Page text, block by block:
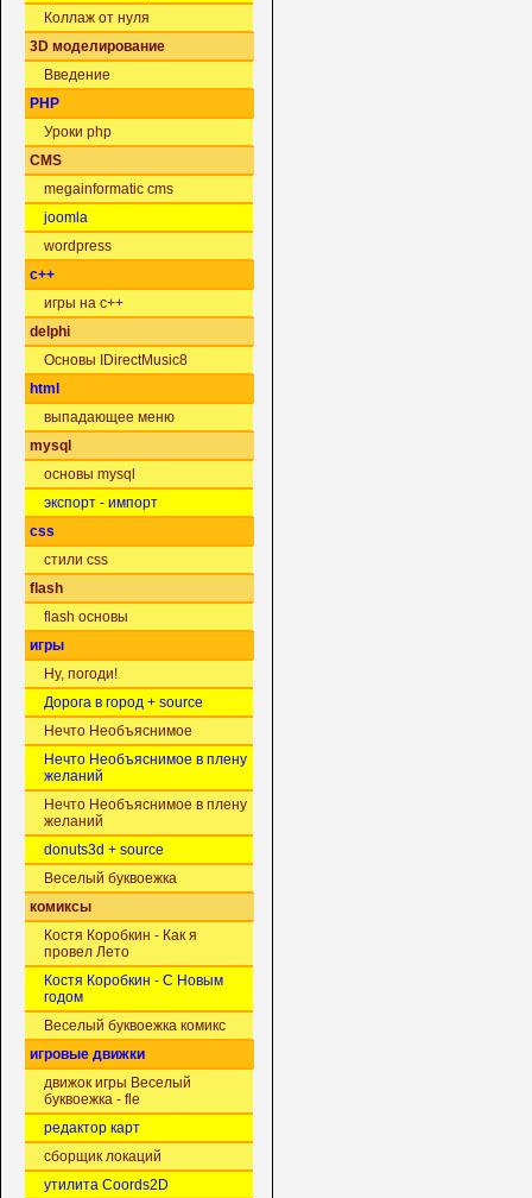
Коллаж от нуля
3D моделирование
Введение
PHP
Уроки php
CMS
megainformatic cms
joomla
wordpress
c++
игры на c++
delphi
Основы IDirectMusic8
html
выпадающее меню
mysql
основы mysql
экспорт - импорт
css
стили css
flash
flash основы
игры
Ну, погоди!
Дорога в город + source
Нечто Необъяснимое
Нечто Необъяснимое в плену
желаний
Нечто Необъяснимое в плену
желаний
donuts3d + source
Веселый буквоежка
комиксы
Костя Коробкин - Как я
провел Лето
Костя Коробкин - С Новым
годом
Веселый буквоежка комикс
игровые движки
движок игры Веселый
буквоежка - fle
редактор карт
сборщик локаций
утилита Coords2D